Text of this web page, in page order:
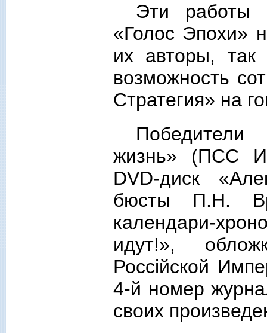
Эти работы
«Голос Эпохи»
их авторы, так
возможность
Стратегия» на
Победители
жизнь» (ПСС
DVD-диск
бюсты П.Н.
календари-
идут!»,
Россiйской
4-й номер
своих